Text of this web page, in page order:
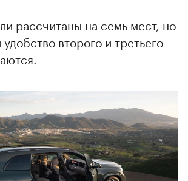
рассчитаны на семь мест, но
второго и третьего